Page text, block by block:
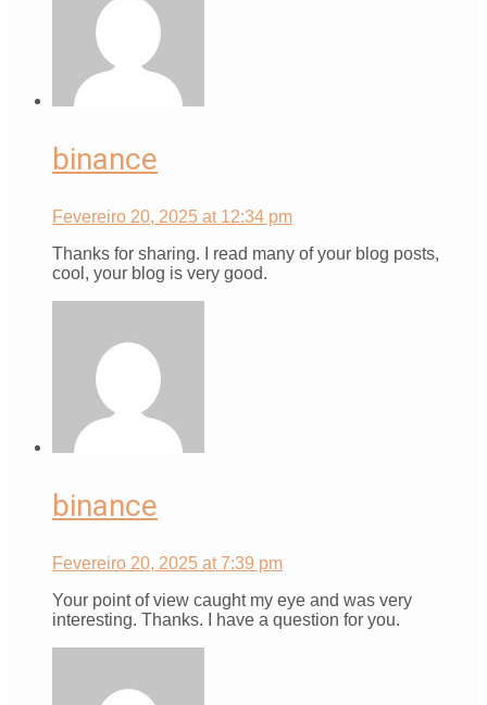
binance
Fevereiro 20, 2025 at 12:34 pm
Thanks for sharing. I read many of your blog posts,
cool, your blog is very good.
binance
Fevereiro 20, 2025 at 7:39 pm
Your point of view caught my eye and was very
interesting. Thanks. I have a question for you.